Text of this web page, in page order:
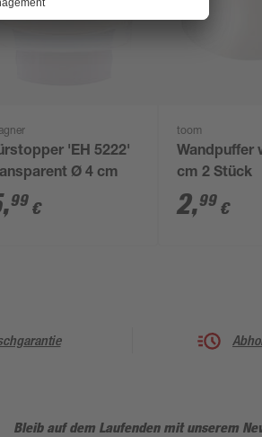
'EH 5222'
Ø 4 cm
,99 €
toom
Wandpuffer
cm 2 Stück
2,99 €
Bleib auf dem Laufenden mit unserem